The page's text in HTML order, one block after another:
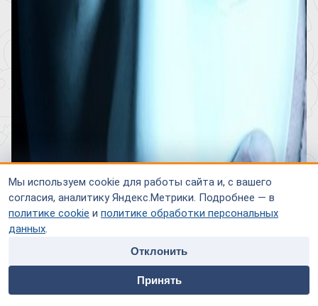
Мы используем cookie для работы сайта и, с вашего
согласия, аналитику Яндекс.Метрики. Подробнее — в
политике cookie и политике обработки персональных
данных.
Отклонить
Принять
home people
Специалисты
payment contacts